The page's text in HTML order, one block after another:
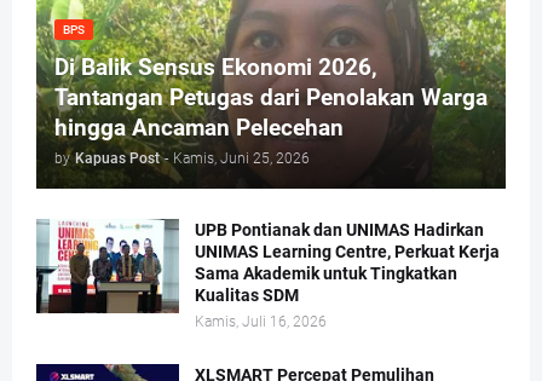
BPS
Di Balik Sensus Ekonomi 2026,
Tantangan Petugas dari Penolakan Warga
hingga Ancaman Pelecehan
by Kapuas Post - Kamis, Juni 25, 2026
UPB Pontianak dan UNIMAS Hadirkan
UNIMAS Learning Centre, Perkuat Kerja
Sama Akademik untuk Tingkatkan
Kualitas SDM
Kamis, Juli 16, 2026
XLSMART Percepat Pemulihan